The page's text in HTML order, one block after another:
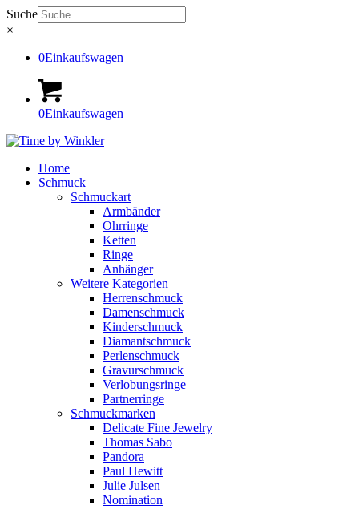
Suche
×
0Einkaufswagen
0Einkaufswagen
Home
Schmuck
Schmuckart
Armbänder
Ohrringe
Ketten
Ringe
Anhänger
Weitere Kategorien
Herrenschmuck
Damenschmuck
Kinderschmuck
Diamantschmuck
Perlenschmuck
Gravurschmuck
Verlobungsringe
Partnerringe
Schmuckmarken
Delicate Fine Jewelry
Thomas Sabo
Pandora
Paul Hewitt
Julie Julsen
Nomination